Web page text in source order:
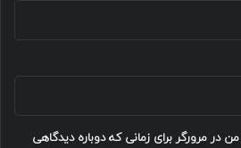
در مرورگر برای زمانی که دوباره دیدگاهی